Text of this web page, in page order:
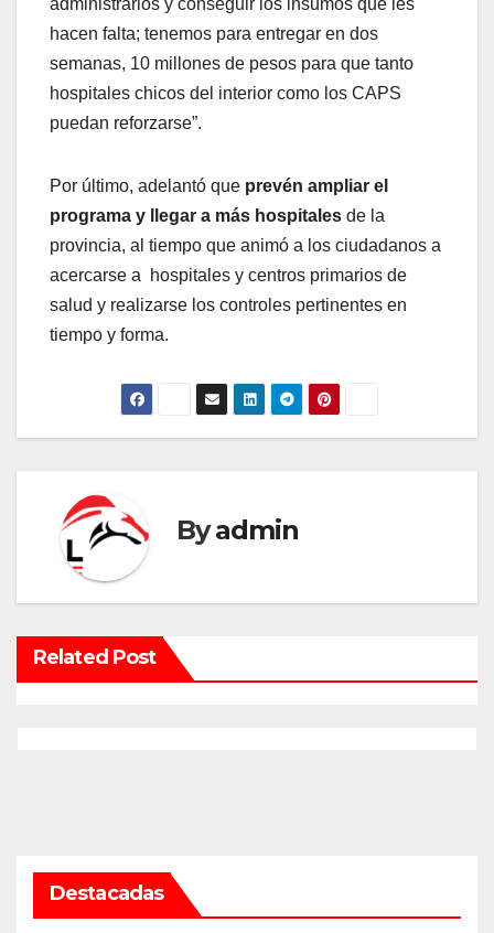
administrarlos y conseguir los insumos que les
hacen falta; tenemos para entregar en dos
semanas, 10 millones de pesos para que tanto
hospitales chicos del interior como los CAPS
puedan reforzarse”.
Por último, adelantó que prevén ampliar el
programa y llegar a más hospitales de la
provincia, al tiempo que animó a los ciudadanos a
acercarse a hospitales y centros primarios de
salud y realizarse los controles pertinentes en
tiempo y forma.
Byadmin
Related Post
Destacadas